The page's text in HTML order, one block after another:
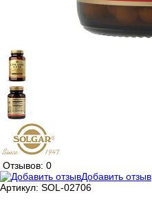
Отзывов: 0
Добавить отзыв
Артикул: SOL-02706